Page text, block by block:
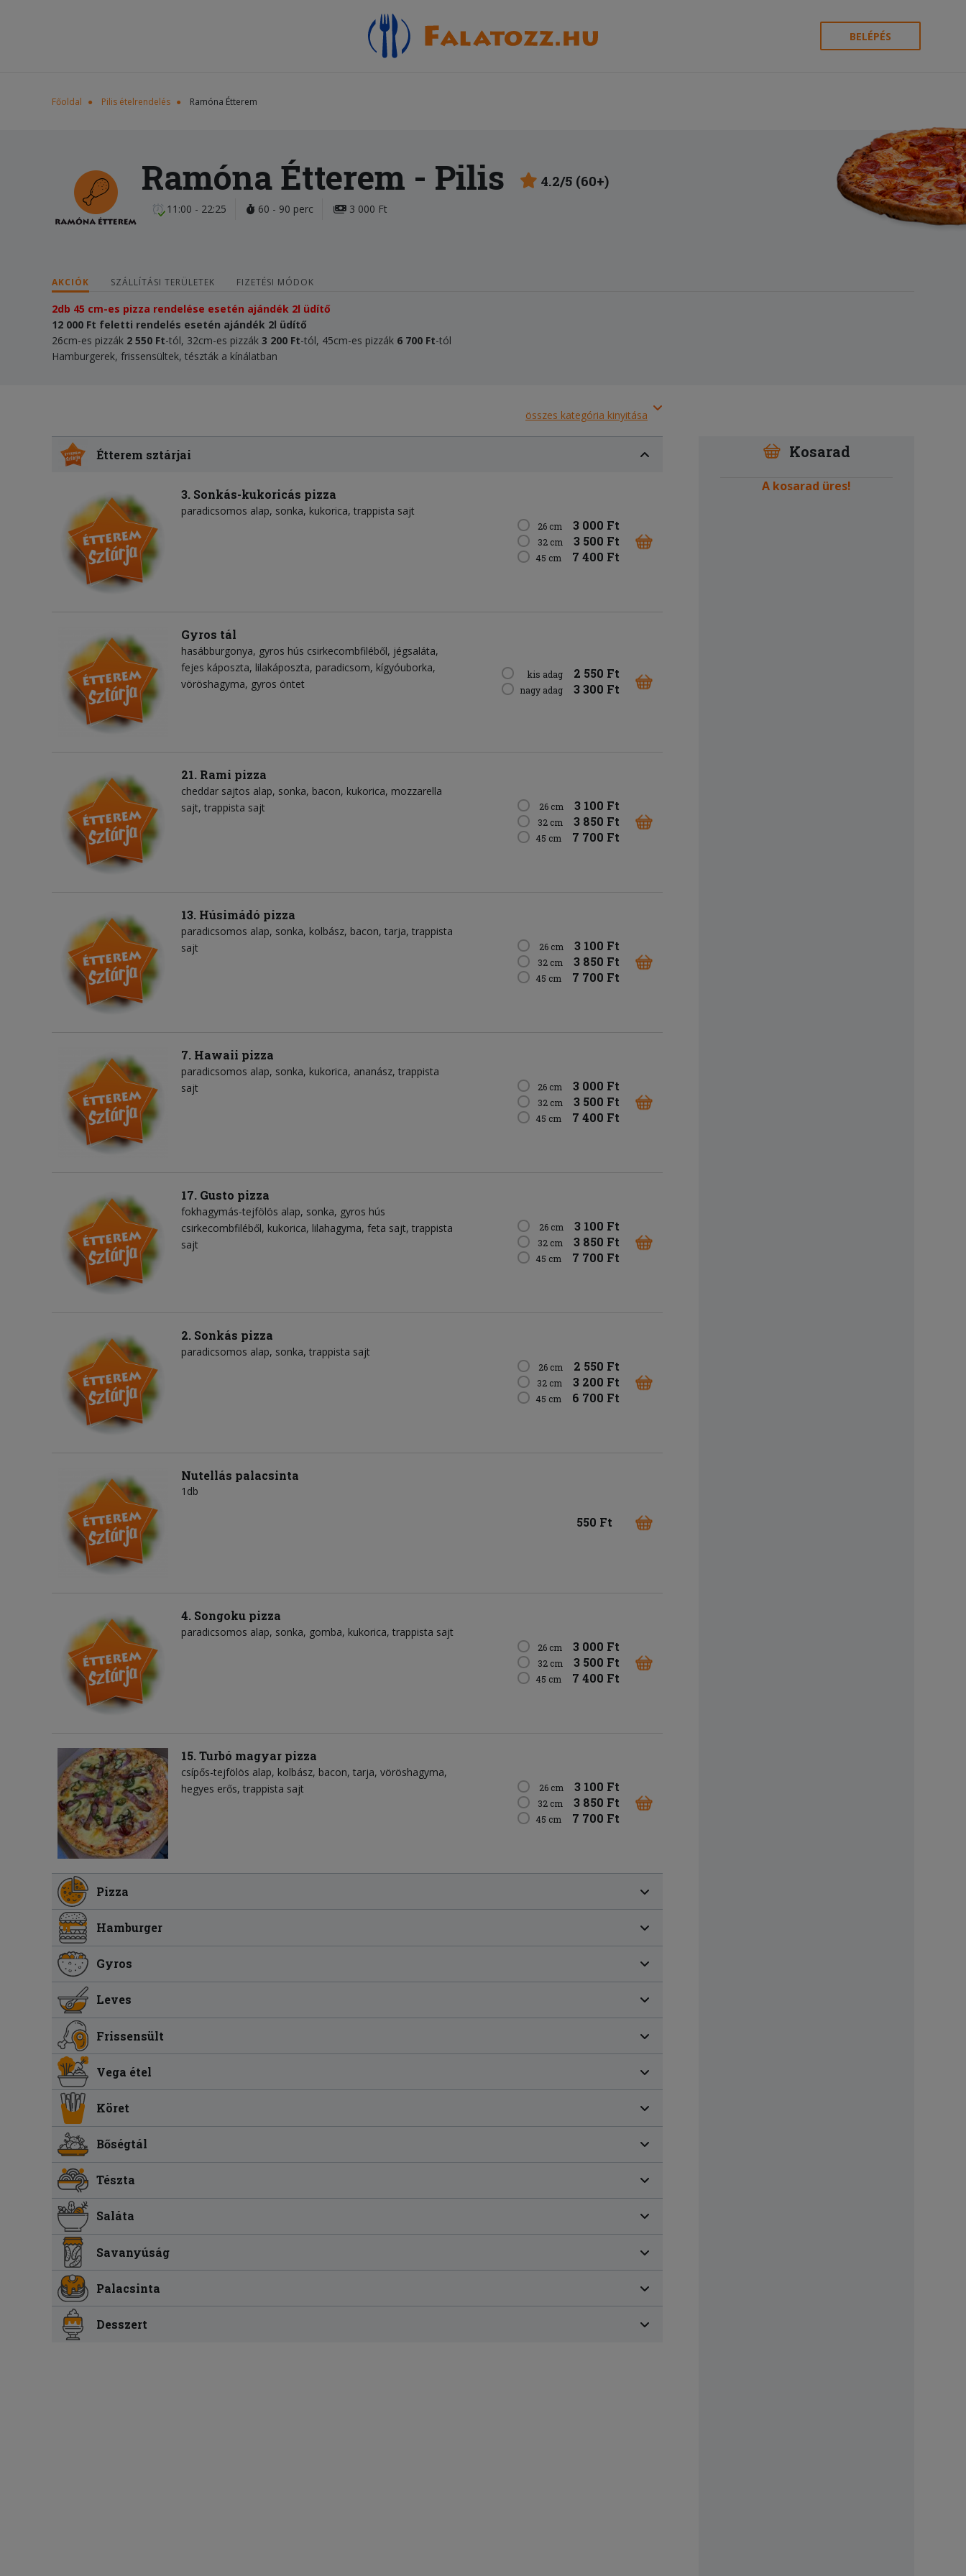
BELÉPÉS
Főoldal Pilis ételrendelés Ramóna Étterem
Ramóna Étterem - Pilis 4.2/5 (60+)
11:00 - 22:25 60 - 90 perc 3 000 Ft
AKCIÓK SZÁLLÍTÁSI TERÜLETEK FIZETÉSI MÓDOK
2db 45 cm-es pizza rendelése esetén ajándék 2l üdítő
12 000 Ft feletti rendelés esetén ajándék 2l üdítő
26cm-es pizzák 2 550 Ft-tól, 32cm-es pizzák 3 200 Ft-tól, 45cm-es pizzák 6 700 Ft-tól
Hamburgerek, frissensültek, tészták a kínálatban
összes kategória kinyitása
Étterem sztárjai
3. Sonkás-kukoricás pizza
paradicsomos alap sonka kukorica trappista sajt
26 cm 3 000 Ft
32 cm 3 500 Ft
45 cm 7 400 Ft
Gyros tál
hasábburgonya gyros hús csirkecombfiléből jégsaláta
fejes káposzta lilakáposzta paradicsom kígyóuborka
vöröshagyma gyros öntet
kis adag 2 550 Ft
nagy adag 3 300 Ft
21. Rami pizza
cheddar sajtos alap sonka bacon kukorica mozzarella
sajt trappista sajt 26 cm 3 100 Ft
32 cm 3 850 Ft
45 cm 7 700 Ft
13. Húsimádó pizza
paradicsomos alap sonka kolbász bacon tarja trappista
sajt
26 cm 3 100 Ft
32 cm 3 850 Ft
45 cm 7 700 Ft
7. Hawaii pizza
paradicsomos alap sonka kukorica ananász trappista
sajt
26 cm 3 000 Ft
32 cm 3 500 Ft
45 cm 7 400 Ft
17. Gusto pizza
fokhagymás-tejfölös alap sonka gyros hús
csirkecombfiléből kukorica lilahagyma feta sajt trappista
sajt
26 cm 3 100 Ft
32 cm 3 850 Ft
45 cm 7 700 Ft
2. Sonkás pizza
paradicsomos alap sonka trappista sajt
26 cm 2 550 Ft
32 cm 3 200 Ft
45 cm 6 700 Ft
Nutellás palacsinta
1db
550 Ft
4. Songoku pizza
paradicsomos alap sonka gomba kukorica trappista sajt
26 cm 3 000 Ft
32 cm 3 500 Ft
45 cm 7 400 Ft
15. Turbó magyar pizza
csípős-tejfölös alap kolbász bacon tarja vöröshagyma
hegyes erős trappista sajt 26 cm 3 100 Ft
32 cm 3 850 Ft
45 cm 7 700 Ft
Pizza
Hamburger
Gyros
Leves
Frissensült
Vega étel
Köret
Bőségtál
Tészta
Saláta
Savanyúság
Palacsinta
Desszert
Kosarad
A kosarad üres!